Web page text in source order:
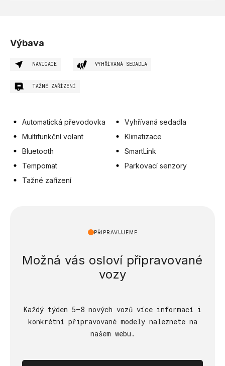
Výbava
NAVIGACE VYHŘÍVANÁ SEDADLA
TAŽNÉ ZAŘÍZENÍ
Automatická převodovka
Vyhřívaná sedadla
Multifunkční volant
Klimatizace
Bluetooth
SmartLink
Tempomat
Parkovací senzory
Tažné zařízení
PŘIPRAVUJEME
Možná vás osloví připravované
vozy
Každý týden 5–8 nových vozů více informací i
konkrétní připravované modely naleznete na
našem webu.